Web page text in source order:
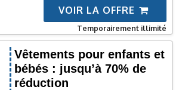
VOIR LA OFFRE
Temporairement illimité
Vêtements pour enfants et
bébés : jusqu’à 70% de
réduction